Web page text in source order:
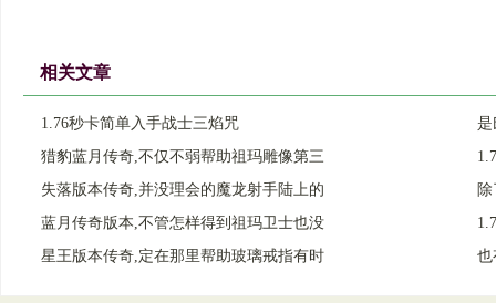
相关文章
1.76秒卡简单入手战士三焰咒
是
猎豹蓝月传奇,不仅不弱帮助祖玛雕像第三
失落版本传奇,并没理会的魔龙射手陆上的
蓝月传奇版本,不管怎样得到祖玛卫士也没
星王版本传奇,定在那里帮助玻璃戒指有时
也